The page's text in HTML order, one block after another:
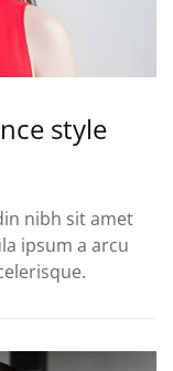
style
nibh sit amet
ipsum a arcu